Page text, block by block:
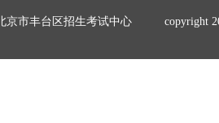
京市丰台区招生考试中心 copyright